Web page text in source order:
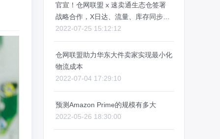
官宣！仓网联盟 x 速卖通生态仓签署
战略合作，X日达、流量、库存同步、
物流加速样样俱全
2022-07-25 15:12:12
仓网联盟助力华东大件卖家实现最小化
物流成本
2022-07-04 17:29:10
预测Amazon Prime的规模有多大
2022-05-26 18:30:00